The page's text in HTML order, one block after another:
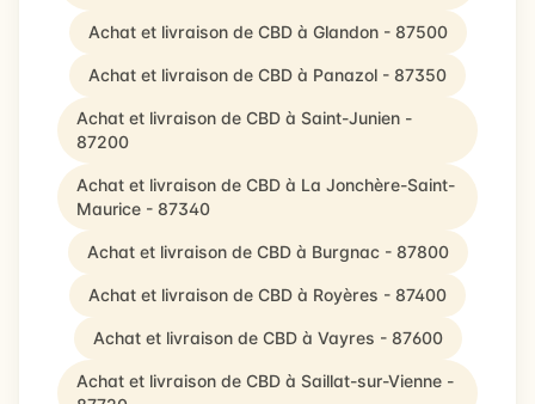
Achat et livraison de CBD à Glandon - 87500
Achat et livraison de CBD à Panazol - 87350
Achat et livraison de CBD à Saint-Junien -
87200
Achat et livraison de CBD à La Jonchère-Saint-
Maurice - 87340
Achat et livraison de CBD à Burgnac - 87800
Achat et livraison de CBD à Royères - 87400
Achat et livraison de CBD à Vayres - 87600
Achat et livraison de CBD à Saillat-sur-Vienne -